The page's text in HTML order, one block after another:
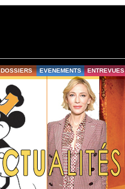
DOSSIERS EVENEMENTS ENTREVUES